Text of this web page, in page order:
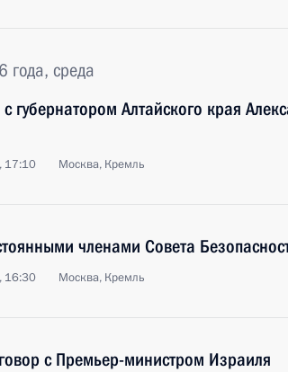
года, среда
губернатором Алтайского края
17:10 Москва, Кремль
членами Совета
16:30 Москва, Кремль
с Премьер-министром Израиля